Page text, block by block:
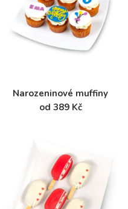
Narozeninové muffiny
od 389 Kč